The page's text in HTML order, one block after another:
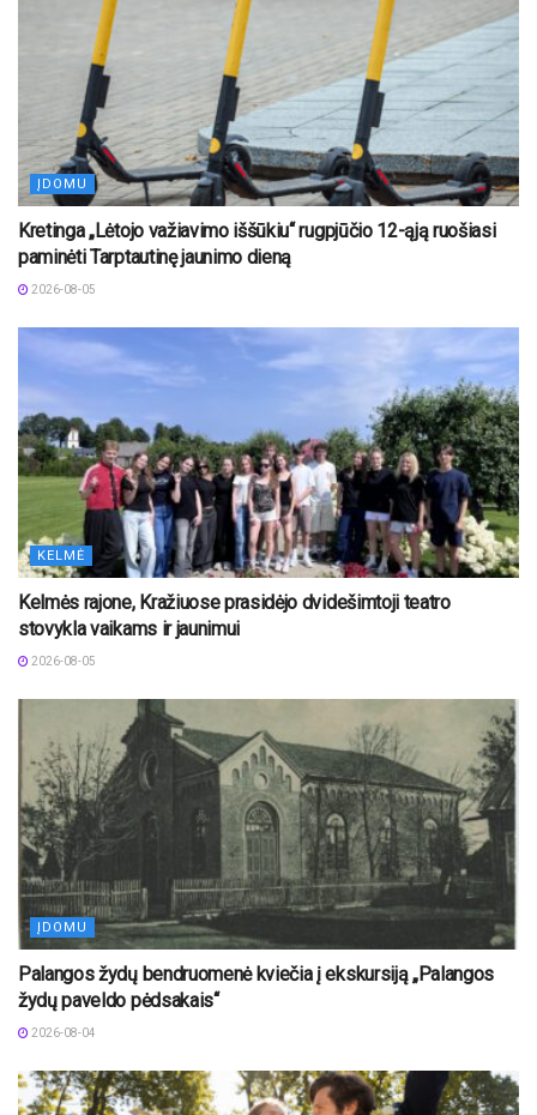
ĮDOMU
Kretinga „Lėtojo važiavimo iššūkiu“ rugpjūčio 12-ąją ruošiasi
paminėti Tarptautinę jaunimo dieną
2026-08-05
KELMĖ
Kelmės rajone, Kražiuose prasidėjo dvidešimtoji teatro
stovykla vaikams ir jaunimui
2026-08-05
ĮDOMU
Palangos žydų bendruomenė kviečia į ekskursiją „Palangos
žydų paveldo pėdsakais“
2026-08-04